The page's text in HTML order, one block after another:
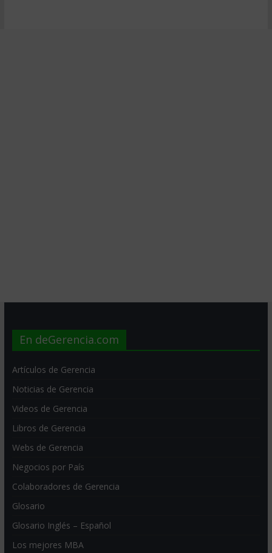
En deGerencia.com
Artículos de Gerencia
Noticias de Gerencia
Videos de Gerencia
Libros de Gerencia
Webs de Gerencia
Negocios por País
Colaboradores de Gerencia
Glosario
Glosario Inglés – Español
Los mejores MBA